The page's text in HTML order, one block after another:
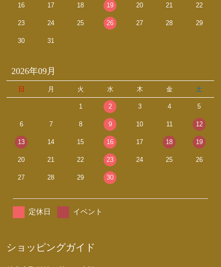
16 17 18 19 20 21 22
23 24 25 26 27 28 29
30 31
2026年09月
日 月 火 水 木 金 土
1 2 3 4 5
6 7 8 9 10 11 12
13 14 15 16 17 18 19
20 21 22 23 24 25 26
27 28 29 30
定休日 イベント
ショッピングガイド